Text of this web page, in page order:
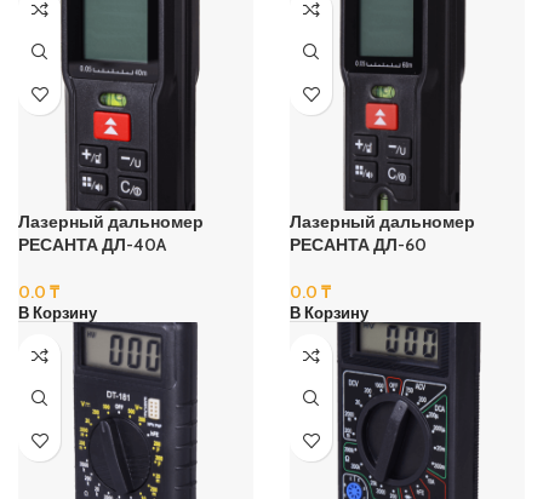
Лазерный дальномер
РЕСАНТА ДЛ-40A
0.0 ₸
В Корзину
Лазерный дальномер
РЕСАНТА ДЛ-60
0.0 ₸
В Корзину